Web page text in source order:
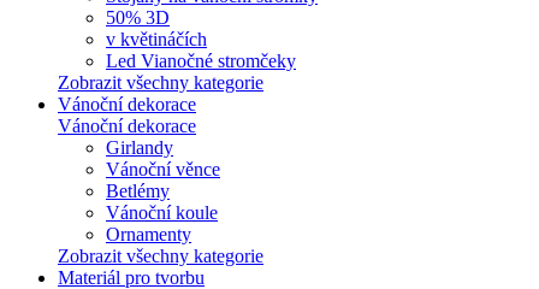
50% 3D
v květináčích
Led Vianočné stromčeky
Zobrazit všechny kategorie
Vánoční dekorace
Vánoční dekorace
Girlandy
Vánoční věnce
Betlémy
Vánoční koule
Ornamenty
Zobrazit všechny kategorie
Materiál pro tvorbu